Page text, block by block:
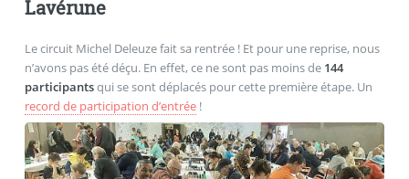
Lavérune
Le circuit Michel Deleuze fait sa rentrée ! Et pour une reprise, nous
n’avons pas été déçu. En effet, ce ne sont pas moins de 144
participantsqui se sont déplacés pour cette première étape. Un
record de participation d’entrée!